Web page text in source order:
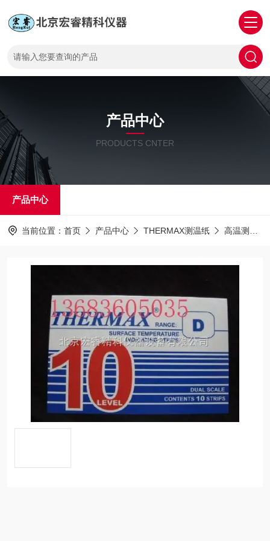
产品中心
PRODUCTS CNTER
产品中心
当前位置： 首页 产品中心 THERMAX测温纸 高温测温纸